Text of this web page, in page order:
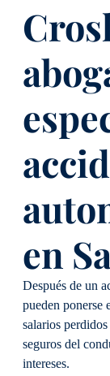
en
Después de un
pueden ponerse
salarios
seguros del
intereses.